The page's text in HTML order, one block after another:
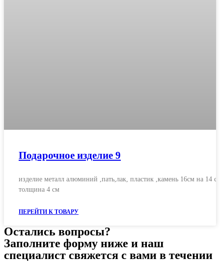
Подарочное изделие 9
изделие металл алюминий ,пать,лак, пластик ,камень 16см на 14
толщина 4 см
ПЕРЕЙТИ К ТОВАРУ
Остались вопросы?
Заполните форму ниже и наш
специалист свяжется с вами в течении